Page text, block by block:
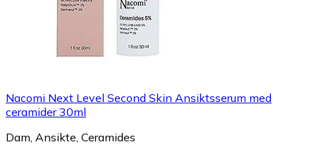
Nacomi Next Level Second Skin Ansiktsserum med
ceramider 30ml
Dam, Ansikte, Ceramides